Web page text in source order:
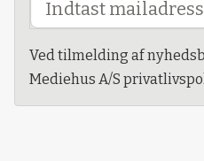
Ved tilmelding af
Mediehus A/S